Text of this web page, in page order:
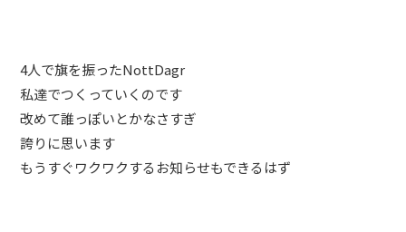
4人で旗を振ったNottDagr
私達でつくっていくのです
改めて誰っぽいとかなさすぎ
誇りに思います
もうすぐワクワクするお知らせもできるはず